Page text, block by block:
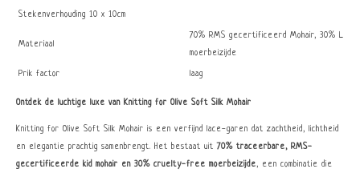
Stekenverhouding 10 x 10cm
Materiaal
70% RMS gecertificeerd Mohair, 30%
moerbeizijde
Prik factor laag
Ontdek de luchtige luxe van Knitting for Olive Soft Silk Mohair
Knitting for Olive Soft Silk Mohair is een verfijnd lace-garen dat zachtheid, lichtheid
en elegantie prachtig samenbrengt. Het bestaat uit 70% traceerbare, RMS-
gecertificeerde kid mohair en 30% cruelty-free moerbeizijde, een combinatie die